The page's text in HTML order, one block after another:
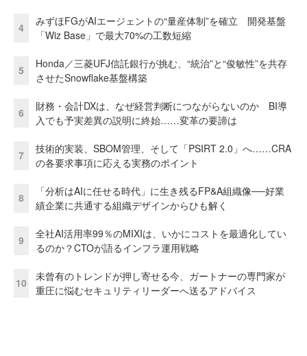
4
みずほFGがAIエージェントの“量産体制”を確立 開発基盤
「Wiz Base」で最大70%の工数短縮
5
Honda／三菱UFJ信託銀行が挑む、“統治”と“俊敏性”を共存
させたSnowflake基盤構築
6
財務・会計DXは、なぜ経営判断につながらないのか BI導
入でも予実差異の説明に終始……変革の要諦は
7
技術的実装、SBOM管理、そして「PSIRT 2.0」へ……CRA
の各要求事項に応える実務のポイント
8
「分析はAIに任せる時代」に生き残るFP&A組織像──好業
績企業に共通する組織デザインからひも解く
9
全社AI活用率99％のMIXIは、いかにコストを最適化してい
るのか？CTOが語るインフラ運用戦略
10
未曾有のトレンドが押し寄せる今、ガートナーの専門家が
重圧に悩むセキュリティリーダーへ送るアドバイス